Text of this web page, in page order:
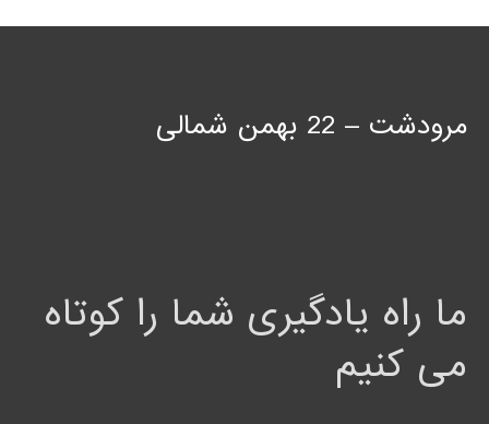
مرودشت – 22 بهمن شمالی
ما راه یادگیری شما را کوتاه
می کنیم